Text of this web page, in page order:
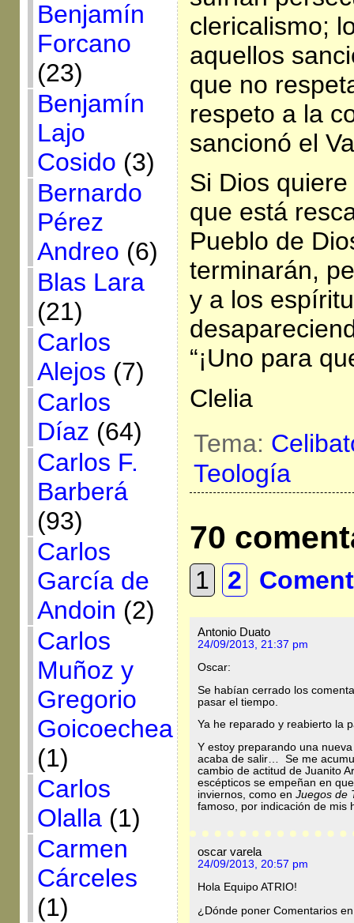
Benjamín
Forcano
(23)
Benjamín
Lajo
Cosido (3)
Bernardo
Pérez
Andreo (6)
Blas Lara
(21)
Carlos
Alejos (7)
Carlos
Díaz (64)
Carlos F.
Barberá
(93)
Carlos
García de
Andoin (2)
Carlos
Muñoz y
Gregorio
Goicoechea
(1)
Carlos
Olalla(1)
Carmen
Cárceles
(1)
clericalismo;
aquellos
que no
respeto a la
sancionó el
Si Dios
que está
Pueblo de
terminarán,
y a los
“¡Uno para
Clelia
Tema:
Teología
70
1 2
Antonio Duato
24/09/2013, 21:37 pm
Oscar:
Se habían cerrado los
pasar el tiempo.
Ya he reparado y reabierto la
Y estoy preparando una
acaba de salir… Se me
cambio de actitud de Juanito
escépticos se empeñan en
inviernos, como en Juegos de
famoso, por indicación de
oscar varela
24/09/2013, 20:57 pm
Hola Equipo ATRIO!
¿Dónde poner Comentarios